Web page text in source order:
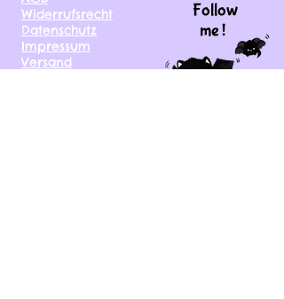
Widerrufsrecht
Datenschutz
Impressum
Versand
Follow
me !